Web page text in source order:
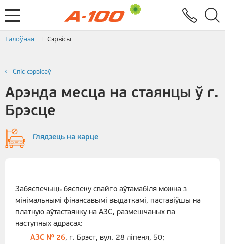
Зваротная сувязь
Паслугi
Заяўка на выстаўленне ЭРФ
Галоўная Сэрвісы
Спiс сэрвiсаў
Арэнда месца на стаянцы ў г.
Брэсце
Глядзець на карце
Забяспечыць бяспеку свайго аўтамабіля можна з
мінімальнымі фінансавымі выдаткамі, паставіўшы на
платную аўтастаянку на АЗС, размешчаных па
наступных адрасах:
АЗС № 26, г. Брэст, вул. 28 ліпеня, 50;